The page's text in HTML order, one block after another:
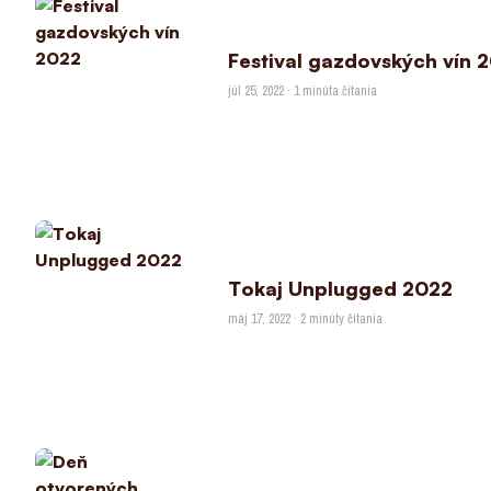
Festival gazdovských vín
júl 25, 2022 · 1 minúta čítania
Tokaj Unplugged 2022
máj 17, 2022 · 2 minúty čítania